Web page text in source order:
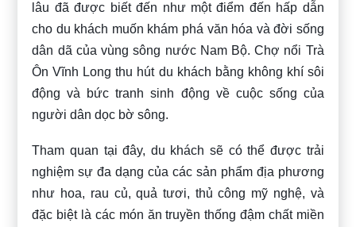
lâu đã được biết đến như một điểm đến hấp dẫn
cho du khách muốn khám phá văn hóa và đời sống
dân dã của vùng sông nước Nam Bộ. Chợ nổi Trà
Ôn Vĩnh Long thu hút du khách bằng không khí sôi
động và bức tranh sinh động về cuộc sống của
người dân dọc bờ sông.
Tham quan tại đây, du khách sẽ có thể được trải
nghiệm sự đa dạng của các sản phẩm địa phương
như hoa, rau củ, quả tươi, thủ công mỹ nghệ, và
đặc biệt là các món ăn truyền thống đậm chất miền